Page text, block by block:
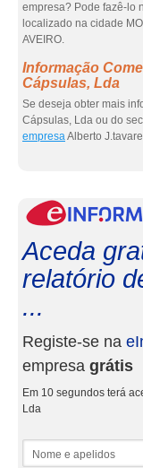
empresa? Pode fazê-lo
localizado na cidade
AVEIRO.
Informação
Cápsulas, Lda
Se deseja obter mais
Cápsulas, Lda ou do
empresaAlberto
Aceda
relatório
...
Registe-se na
empresa grátis
Em 10 segundos terá
Lda